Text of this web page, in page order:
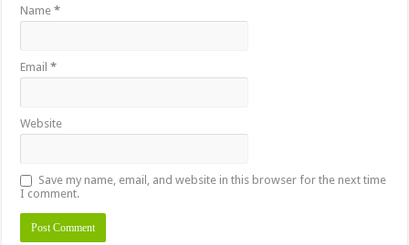
Name*
Email*
Website
Save my name, email, and website in this browser for the next time
I comment.